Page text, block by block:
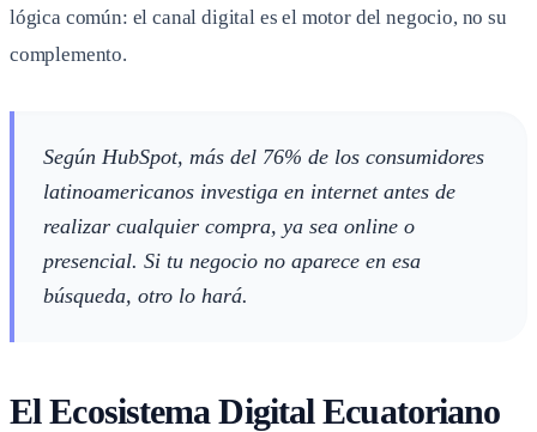
lógica común: el canal digital es el motor del negocio, no su
complemento.
Según HubSpot, más del 76% de los consumidores
latinoamericanos investiga en internet antes de
realizar cualquier compra, ya sea online o
presencial. Si tu negocio no aparece en esa
búsqueda, otro lo hará.
El Ecosistema Digital Ecuatoriano